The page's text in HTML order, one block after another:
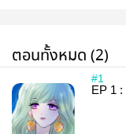
ตอนทั้งหมด (2)
#1